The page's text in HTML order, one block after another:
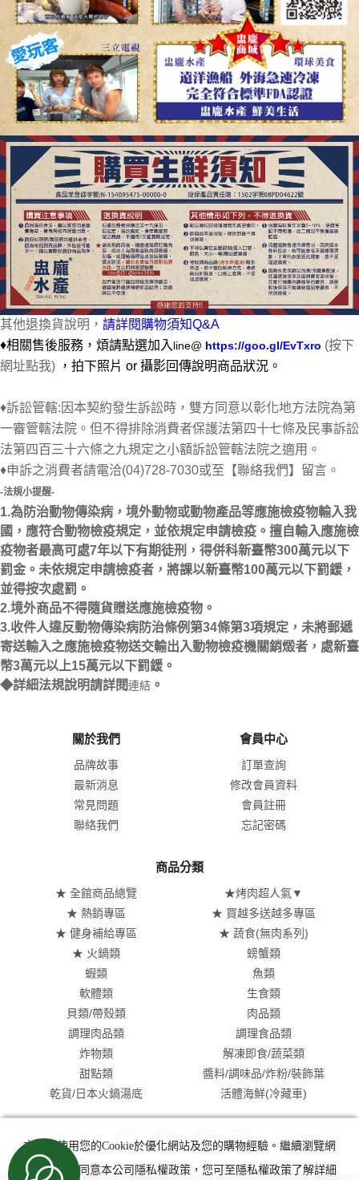
其他退換貨說明， 請詳閱購物須知Q&A
♦相關售後服務，煩請點選加入 line@ https://goo.gl/EvTxro (按下
網址點我) ， 拍下照片 or 攝影回傳說明商品狀況。
♦訴訟管轄:因本契約發生訴訟時，雙方同意以彰化地方法院為第
一審管轄法院。但不得排除消費者保護法第四十七條及民事訴訟
法第四百三十六條之九規定之小額訴訟管轄法院之適用。
♦申訴之消費者請電洽(04)728-7030或至【聯絡我們】留言。
-法規小提醒-
1.為防治動物傳染病，境外動物或動物產品等應施檢疫物輸入我
國，應符合動物檢疫規定，並依規定申請檢疫。擅自輸入應施檢
疫物者最高可處7年以下有期徒刑，得併科新臺幣300萬元以下
罰金。未依規定申請檢疫者，將課以新臺幣100萬元以下罰鍰，
並得按次處罰。
2.境外商品不得隨貨贈送應施檢疫物。
3.收件人違反動物傳染病防治條例第34條第3項規定，未將郵遞
寄送輸入之應施檢疫物送交輸出入動物檢疫機關銷燬者，處新臺
幣3萬元以上15萬元以下罰鍰。
◆詳細法規說明請詳閱連結 。
關於我們
品牌故事
最新消息
常見問題
聯絡我們
會員中心
訂單查詢
修改會員資料
會員註冊
忘記密碼
商品分類
★ 全館商品總覽
★烤肉超人氣▼
★ 熱銷專區
★ 買越多送越多專區
★ 健身補給專區
★ 蔬食(無肉系列)
★ 火鍋類
螃蟹類
蝦類
魚類
軟體類
生食類
貝類/帶殼類
肉品類
調理肉品類
調理食品類
炸物類
解凍即食/蔬菜類
甜點類
醬料/調味品/炸粉/裝飾葉
乾貨/日本火鍋湯底
活體海鮮(冷藏車)
本網站使用您的Cookie於優化網站及您的購物經驗。繼續瀏覽網
站即表示您同意本公司隱私權政策，您可至隱私權政策了解詳細